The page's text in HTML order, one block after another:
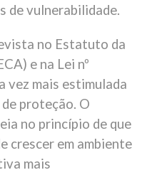
de vulnerabilidade.
no Estatuto da
e na Lei nº
vez mais estimulada
proteção. O
no princípio de que
crescer em ambiente
mais